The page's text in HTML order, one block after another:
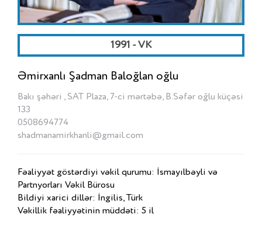
1991 - VK
Əmirxanlı Şadman Baloğlan oğlu
Bakı şəhəri , SAT Plaza, 7-ci mərtəbə, B.Səfər oğlu küçəsi
133
0508694774
shadmanamirkhanli@gmail.com
Fəaliyyət göstərdiyi vəkil qurumu: İsmayılbəyli və
Partnyorları Vəkil Bürosu
Bildiyi xarici dillər: İngilis, Türk
Vəkillik fəaliyyətinin müddəti: 5 il